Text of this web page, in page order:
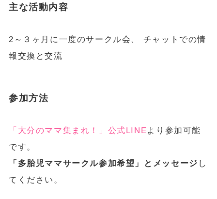
主な活動内容
2～３ヶ月に一度のサークル会、 チャットでの情
報交換と交流
参加方法
「大分のママ集まれ！」公式LINEより参加可能
です。
「多胎児ママサークル参加希望」とメッセージ し
てください。